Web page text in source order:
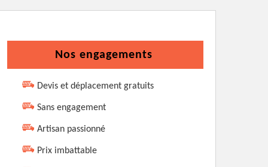
Nos engagements
Devis et déplacement gratuits
Sans engagement
Artisan passionné
Prix imbattable